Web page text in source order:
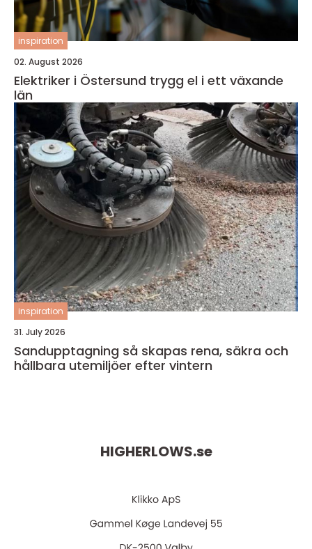
inspiration
02. August 2026
Elektriker i Östersund trygg el i ett växande
län
inspiration
31. July 2026
Sandupptagning så skapas rena, säkra och
hållbara utemiljöer efter vintern
HIGHERLOWS.se